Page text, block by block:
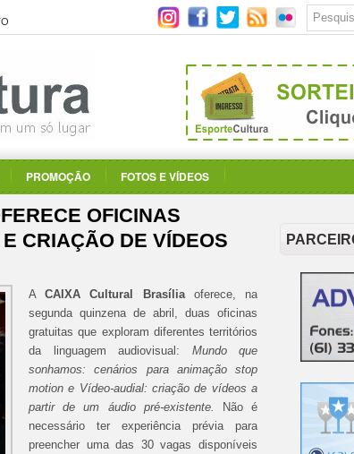
PROMOÇÃO FOTOS E VÍDEOS
OFICINAS
CRIAÇÃO DE VÍDEOS
ACAIXA Cultural Brasíliaoferece, na
segunda quinzena de abril, duas oficinas
gratuitas que exploram diferentes territórios
da linguagem audiovisual: Mundo que
sonhamos: cenários para animação stop
motion e Vídeo-audial: criação de vídeos a
partir de um áudio pré-existente.
Não é
necessário ter experiência prévia para
preencher uma das 30 vagas disponíveis